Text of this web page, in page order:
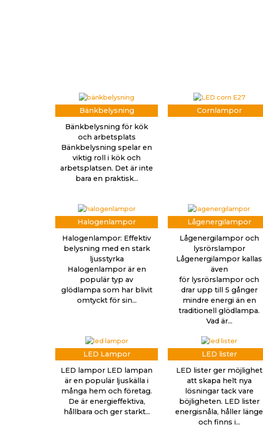
Bänkbelysning
Bänkbelysning för kök
och arbetsplats
Bänkbelysning spelar en
viktig roll i kök och
arbetsplatsen. Det är inte
bara en praktisk...
Cornlampor
Halogenlampor
Halogenlampor: Effektiv
belysning med en stark
ljusstyrka
Halogenlampor är en
populär typ av
glödlampa som har blivit
omtyckt för sin...
Lågenergilampor
Lågenergilampor och
lysrörslampor
Lågenergilampor kallas
även
för lysrörslampor och
drar upp till 5 gånger
mindre energi än en
traditionell glödlampa.
Vad är...
LED Lampor
LED lampor LED lampan
är en populär ljuskälla i
många hem och företag.
De är energieffektiva,
hållbara och ger starkt...
LED lister
LED lister ger möjlighet
att skapa helt nya
lösningar tack vare
böjligheten. LED lister
energisnåla, håller länge
och finns i...